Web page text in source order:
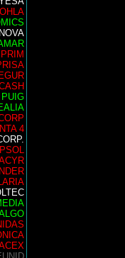
OHLA
PRIM
PUIG
4